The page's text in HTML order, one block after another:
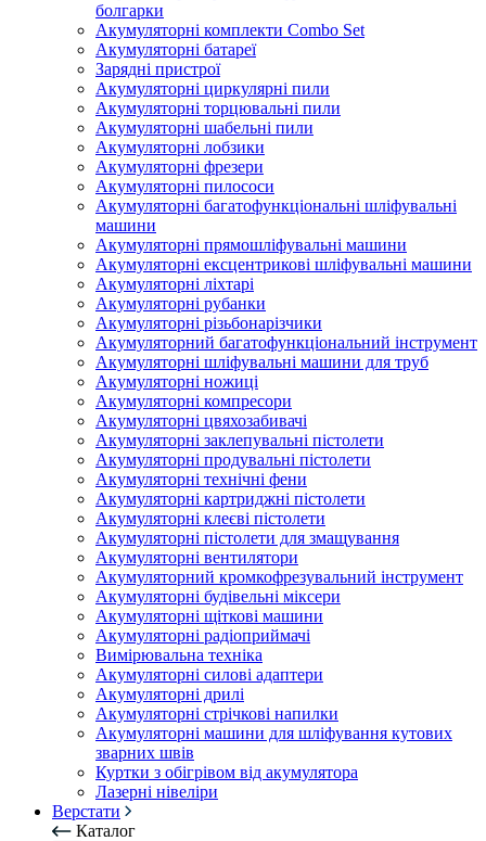
болгарки
Акумуляторні комплекти Combo Set
Акумуляторні батареї
Зарядні пристрої
Акумуляторні циркулярні пили
Акумуляторні торцювальні пили
Акумуляторні шабельні пили
Акумуляторні лобзики
Акумуляторні фрезери
Акумуляторні пилососи
Акумуляторні багатофункціональні шліфувальні
машини
Акумуляторні прямошліфувальні машини
Акумуляторні ексцентрикові шліфувальні машини
Акумуляторні ліхтарі
Акумуляторні рубанки
Акумуляторні різьбонарізчики
Акумуляторний багатофункціональний інструмент
Акумуляторні шліфувальні машини для труб
Акумуляторні ножиці
Акумуляторні компресори
Акумуляторні цвяхозабивачі
Акумуляторні заклепувальні пістолети
Акумуляторні продувальні пістолети
Акумуляторні технічні фени
Акумуляторні картриджні пістолети
Акумуляторні клеєві пістолети
Акумуляторні пістолети для змащування
Акумуляторні вентилятори
Акумуляторний кромкофрезувальний інструмент
Акумуляторні будівельні міксери
Акумуляторні щіткові машини
Акумуляторні радіоприймачі
Вимірювальна техніка
Акумуляторні силові адаптери
Акумуляторні дрилі
Акумуляторні стрічкові напилки
Акумуляторні машини для шліфування кутових
зварних швів
Куртки з обігрівом від акумулятора
Лазерні нівеліри
Верстати
Каталог